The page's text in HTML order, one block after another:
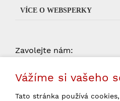
VÍCE O WEBSPERKY
Zavolejte nám:
pátek, kromě státních
Vážíme si vašeho
Tato stránka používá